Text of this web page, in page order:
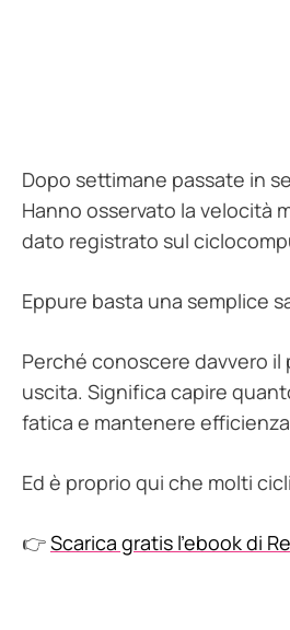
Dopo settimane passate in
Hanno osservato la velocità
dato registrato sul
Eppure basta una semplice
Perché conoscere davvero
uscita. Significa capire
fatica e mantenere
Ed è proprio qui che molti
👉Scarica gratis l’ebook di